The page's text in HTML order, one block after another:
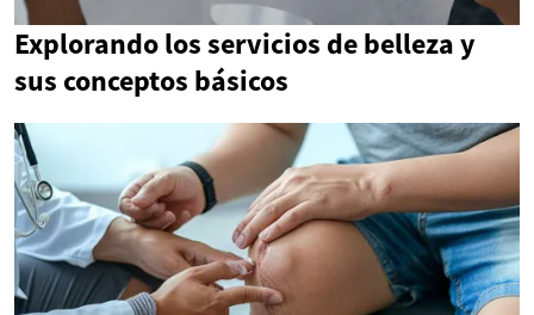
Explorando los servicios de belleza y
sus conceptos básicos